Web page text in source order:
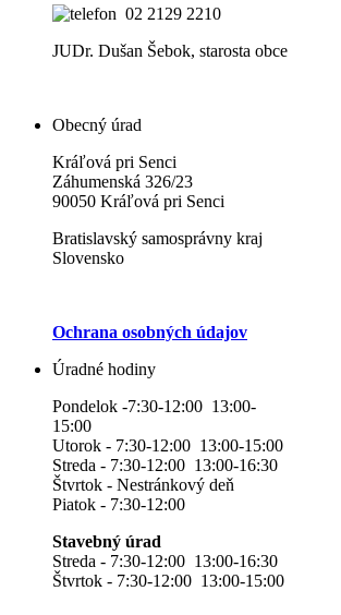
02 2129 2210
JUDr. Dušan Šebok, starosta obce
Obecný úrad
Kráľová pri Senci
Záhumenská 326/23
90050 Kráľová pri Senci
Bratislavský samosprávny kraj
Slovensko
Ochrana osobných údajov
Úradné hodiny
Pondelok -7:30-12:00 13:00-
15:00
Utorok - 7:30-12:00 13:00-15:00
Streda - 7:30-12:00 13:00-16:30
Štvrtok - Nestránkový deň
Piatok - 7:30-12:00
Stavebný úrad
Streda - 7:30-12:00 13:00-16:30
Štvrtok - 7:30-12:00 13:00-15:00